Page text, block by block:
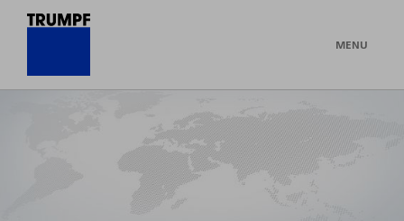
MENU